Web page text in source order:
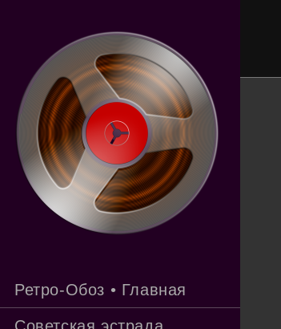
Ретро-Обоз • Главная